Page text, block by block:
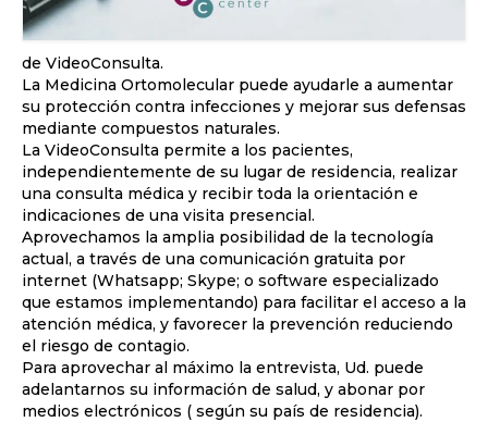
de VideoConsulta.
La Medicina Ortomolecular puede ayudarle a aumentar
su protección contra infecciones y mejorar sus defensas
mediante compuestos naturales.
La VideoConsulta permite a los pacientes,
independientemente de su lugar de residencia, realizar
una consulta médica y recibir toda la orientación e
indicaciones de una visita presencial.
Aprovechamos la amplia posibilidad de la tecnología
actual, a través de una comunicación gratuita por
internet (Whatsapp; Skype; o software especializado
que estamos implementando) para facilitar el acceso a la
atención médica, y favorecer la prevención reduciendo
el riesgo de contagio.
Para aprovechar al máximo la entrevista, Ud. puede
adelantarnos su información de salud, y abonar por
medios electrónicos ( según su país de residencia).